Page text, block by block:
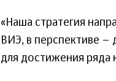
«Наша стратегия
ВИЭ, в перспективе
для достижения ряда